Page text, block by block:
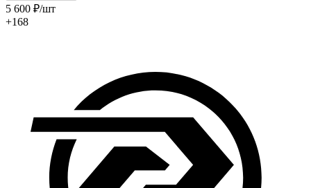
5 600 ₽/шт
+168